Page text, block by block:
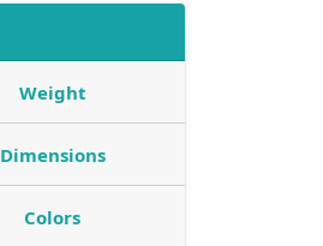
Weight
Dimensions
Colors